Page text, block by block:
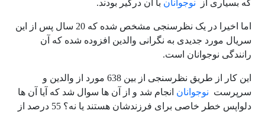
که بسیاری از
نوجوانان با آن درگیر بودند.
اما اخیرا در یک نظرسنجی مشخص شده که 20 سال پس از این
سریال مورد جدیدی به نگرانی والدین افزوده شده که آن
رانندگی نوجوانان است.
این کار از طریق نظرسنجی از بین 638 مورد از والدین و
سرپرست نوجوانان انجام شد و از آن ها سوال شد که آیا آن ها
دلواپس خطر خاصی برای فرزندشان هستند یا نه؟ 55 درصد از